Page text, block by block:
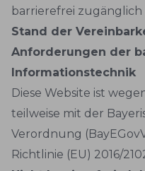
barrierefrei zugänglich
Stand der
Anforderungen der
Informationstechnik
Diese Website ist
teilweise mit der
Verordnung
Richtlinie (EU) 2016/